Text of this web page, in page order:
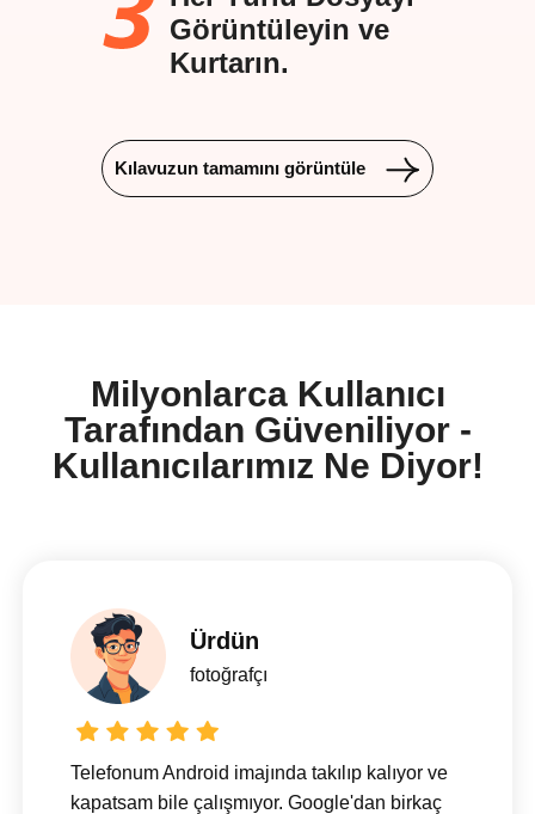
Görüntüleyin ve
Kurtarın.
Kılavuzun tamamını görüntüle
Milyonlarca Kullanıcı
Tarafından Güveniliyor -
Kullanıcılarımız Ne Diyor!
Ürdün
fotoğrafçı
Telefonum Android imajında ​​takılıp kalıyor ve
kapatsam bile çalışmıyor. Google'dan birkaç